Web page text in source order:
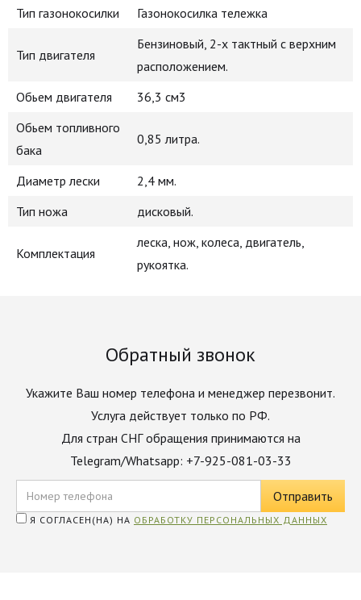
Тип газонокосилки
Газонокосилка тележка
Тип двигателя
Бензиновый, 2-х тактный с верхним
расположением.
Обьем двигателя
36,3 см3
Обьем топливного
бака
0,85 литра.
Диаметр лески
2,4 мм.
Тип ножа
дисковый.
Комплектация
леска, нож, колеса, двигатель,
рукоятка.
Обратный звонок
Укажите Ваш номер телефона и менеджер перезвонит.
Услуга действует только по РФ.
Для стран СНГ обращения принимаются на
Telegram/Whatsapp: +7-925-081-03-33
Я СОГЛАСЕН(НА) НА ОБРАБОТКУ ПЕРСОНАЛЬНЫХ ДАННЫХ